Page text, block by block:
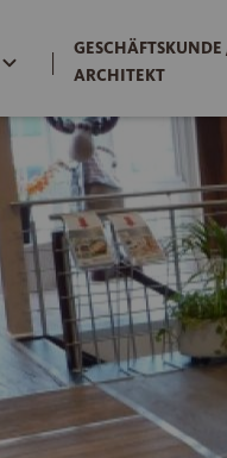
|
ARCHITEKT